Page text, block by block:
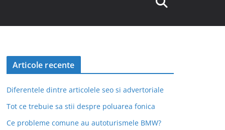
Articole recente
Diferentele dintre articolele seo si advertoriale
Tot ce trebuie sa stii despre poluarea fonica
Ce probleme comune au autoturismele BMW?